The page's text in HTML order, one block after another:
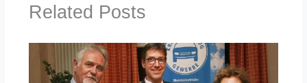
Related Posts